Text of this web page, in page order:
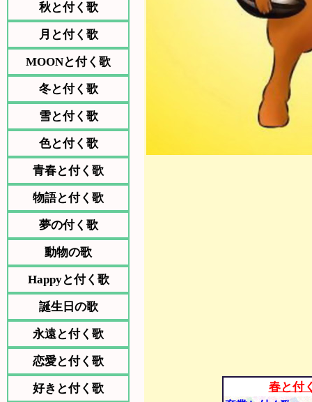
秋と付く歌
月と付く歌
MOONと付く歌
冬と付く歌
雪と付く歌
色と付く歌
青春と付く歌
物語と付く歌
夢の付く歌
動物の歌
Happyと付く歌
誕生日の歌
永遠と付く歌
恋愛と付く歌
好きと付く歌 春と付